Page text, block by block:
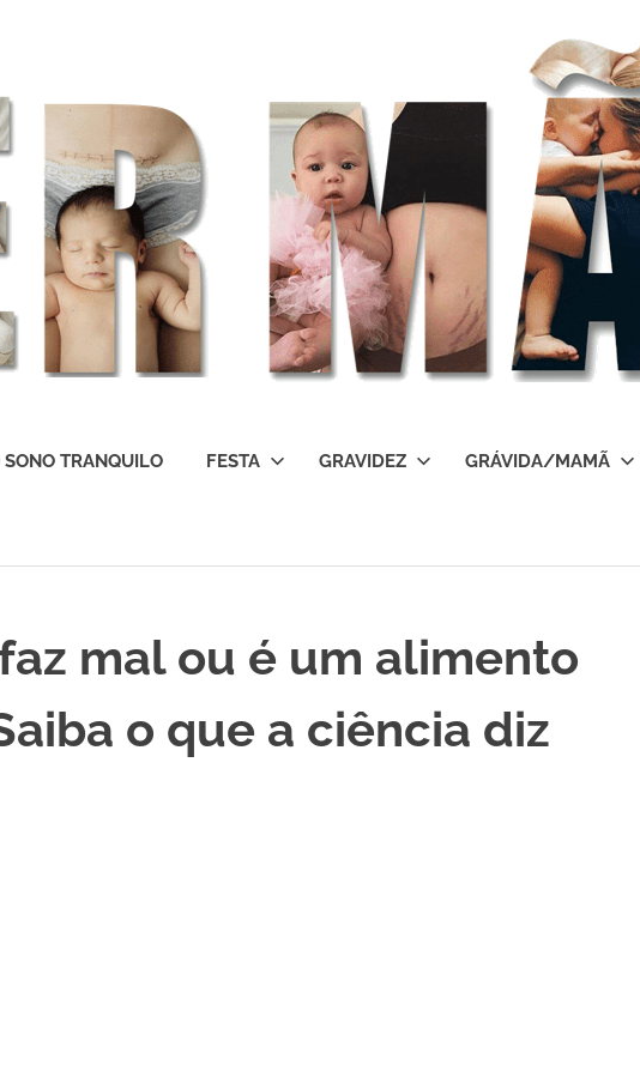
TRANQUILO FESTA GRAVIDEZ GRÁVIDA/MAMÃ
mal ou é um alimento
o que a ciência diz